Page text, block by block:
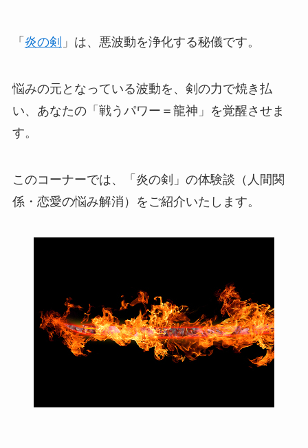
「 炎の剣 」は、悪波動を浄化する秘儀です。
悩みの元となっている波動を、 剣の力で焼き払
い、あなたの「戦うパワー＝龍神」を覚醒させま
す。
このコーナーでは、「炎の剣」の体験談（人間関
係・恋愛の悩み解消）をご紹介いたします。